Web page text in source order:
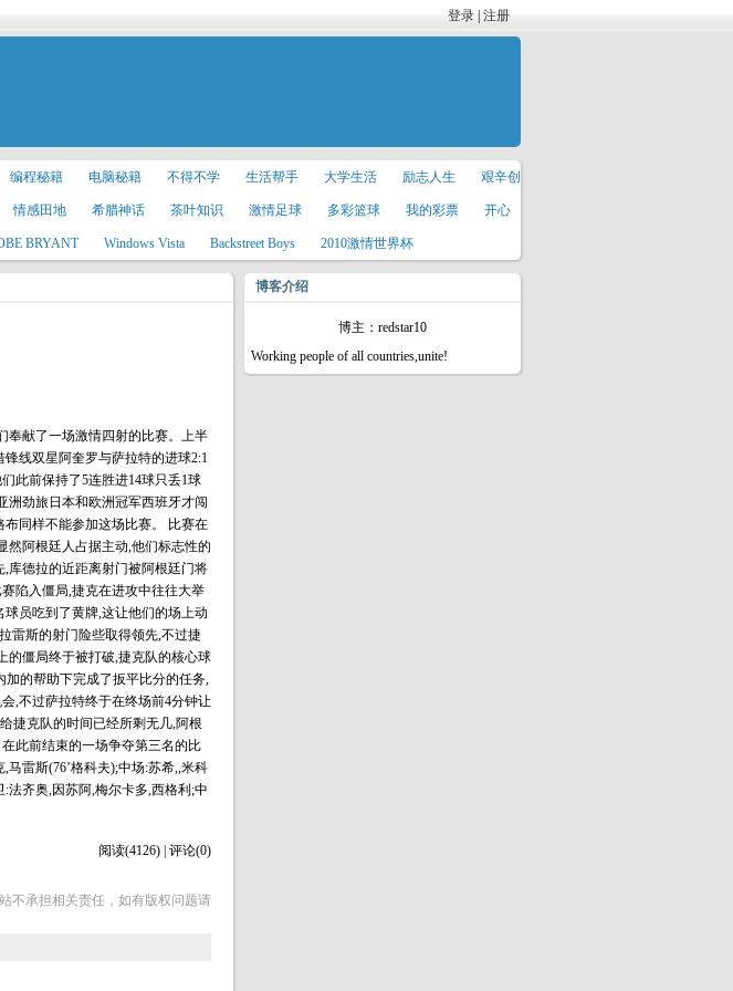
登录 注册
编程秘籍 电脑秘籍 不得不学 生活帮手 大学生活 励志人生 艰辛创
情感田地 希腊神话 茶叶知识 激情足球 多彩篮球 我的彩票 开心
BRYANT Windows Vista Backstreet Boys 2010激情世界杯
博客介绍
博主：redstar10
Working people of all countries,unite!
奉献了一场激情四射的比赛。上半
线双星阿奎罗与萨拉特的进球2:1
此前保持了5连胜进14球只丢1球
洲劲旅日本和欧洲冠军西班牙才闯
同样不能参加这场比赛。 比赛在
然阿根廷人占据主动,他们标志性的
库德拉的近距离射门被阿根廷门将
陷入僵局,捷克在进攻中往往大举
员吃到了黄牌,这让他们的场上动
雷斯的射门险些取得领先,不过捷
的僵局终于被打破,捷克队的核心球
加的帮助下完成了扳平比分的任务,
,不过萨拉特终于在终场前4分钟让
捷克队的时间已经所剩无几,阿根
此前结束的一场争夺第三名的比
雷斯(76’格科夫);中场:苏希,,米科
法齐奥,因苏阿,梅尔卡多,西格利;中
阅读(4126) | 评论(0)
不承担相关责任，如有版权问题请